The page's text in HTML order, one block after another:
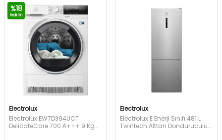
%18
İndirim
Electrolux
Electrolux EW7D394UCT
DelicateCare 700 A+++ 9 Kg
Electrolux
Electrolux E Enerji Sınıfı 481 L
Twintech Alttan Donduruculu